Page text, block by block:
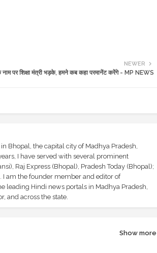
NEWER
नाम पर शिक्षा मंत्री भड़के, हमने कब कहा परमानेंट करेंगे - MP NEWS
Bhopal, the capital city of Madhya Pradesh,
I have served with several prominent
Raj Express (Bhopal), Pradesh Today (Bhopal);
am the founder member and editor of
leading Hindi news portals in Madhya Pradesh,
and across the state.
Show more